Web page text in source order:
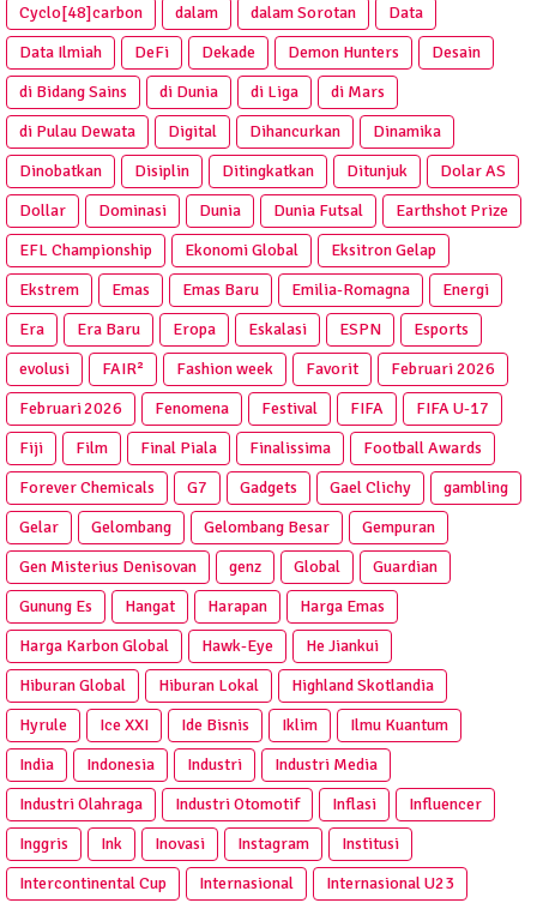
Cyclo[48]carbon
dalam dalam Sorotan
Data
Data Ilmiah
DeFi Dekade Demon Hunters
Desain
di Bidang Sains
di Dunia di Liga
di Mars
di Pulau Dewata
Digital Dihancurkan
Dinamika
Dinobatkan
Disiplin Ditingkatkan Ditunjuk
Dolar AS
Dollar
Dominasi Dunia Dunia Futsal
Earthshot Prize
EFL Championship
Ekonomi Global
Eksitron Gelap
Ekstrem
Emas Emas Baru Emilia-Romagna
Energi
Era
Era Baru Eropa Eskalasi ESPN
Esports
evolusi
FAIR² Fashion week Favorit
Februari 2026
Februari 2026
Fenomena Festival FIFA
FIFA U-17
Fiji
Film Final Piala Finalissima
Football Awards
Forever Chemicals
G7 Gadgets Gael Clichy
gambling
Gelar
Gelombang Gelombang Besar
Gempuran
Gen Misterius Denisovan
genz Global
Guardian
Gunung Es
Hangat Harapan
Harga Emas
Harga Karbon Global
Hawk-Eye
He Jiankui
Hiburan Global
Hiburan Lokal
Highland Skotlandia
Hyrule
Ice XXI Ide Bisnis Iklim
Ilmu Kuantum
India
Indonesia Industri
Industri Media
Industri Olahraga
Industri Otomotif Inflasi
Influencer
Inggris
Ink Inovasi Instagram
Institusi
Intercontinental Cup
Internasional
Internasional U23